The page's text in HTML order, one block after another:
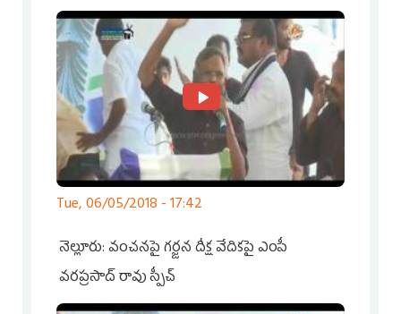
Tue, 06/05/2018 - 17:42
నెల్లూరు: వంచనపై గర్జన దీక్ష వేదికపై ఎంపీ
వరప్రసాద్ రావు స్పీచ్